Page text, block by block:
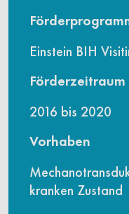
Einstein BIH
Förderzeitraum
2016 bis 2020
Vorhaben
kranken Zustand